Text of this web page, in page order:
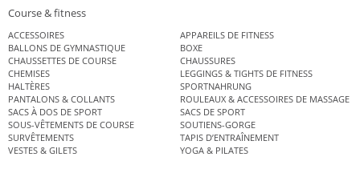
Course & fitness
ACCESSOIRES
APPAREILS DE FITNESS
BALLONS DE GYMNASTIQUE
BOXE
CHAUSSETTES DE COURSE
CHAUSSURES
CHEMISES
LEGGINGS & TIGHTS DE FITNESS
HALTÈRES
SPORTNAHRUNG
PANTALONS & COLLANTS
ROULEAUX & ACCESSOIRES DE MASSAGE
SACS À DOS DE SPORT
SACS DE SPORT
SOUS-VÊTEMENTS DE COURSE
SOUTIENS-GORGE
SURVÊTEMENTS
TAPIS D’ENTRAÎNEMENT
VESTES & GILETS
YOGA & PILATES